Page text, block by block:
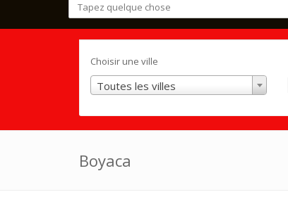
Choisir une ville
Toutes les villes
Boyaca